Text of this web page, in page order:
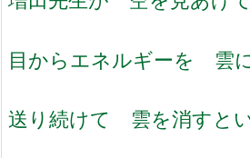
目からエネルギーを 雲
送り続けて 雲を消すと